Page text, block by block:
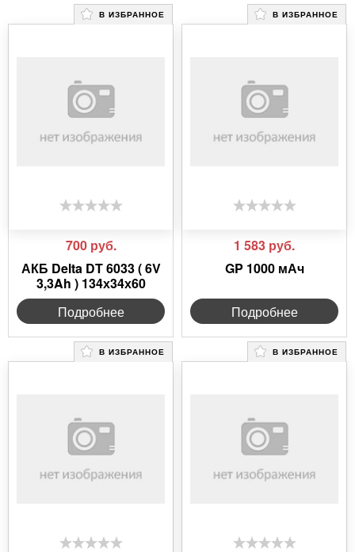
В ИЗБРАННОЕ
700 руб.
АКБ Delta DT 6033 ( 6V
3,3Ah ) 134х34х60
Подробнее
В ИЗБРАННОЕ
1 583 руб.
GP 1000 мАч
Подробнее
В ИЗБРАННОЕ В ИЗБРАННОЕ